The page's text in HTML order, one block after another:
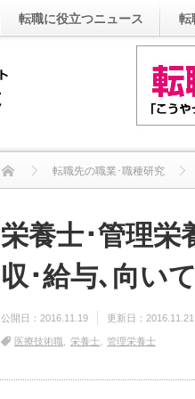
転職に役立つニュース 転
転職先の職業･職種研究
栄養士･管理栄
収･給与､向い
公開日： 2016.11.19 更新日： 2016.11.21
医療技術職 栄養士 管理栄養士